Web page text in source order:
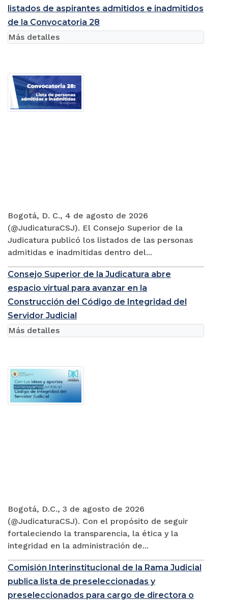
listados de aspirantes admitidos e inadmitidos
de la Convocatoria 28
Bogotá, D. C., 4 de agosto de 2026
(@JudicaturaCSJ). El Consejo Superior de la
Judicatura publicó los listados de las personas
admitidas e inadmitidas dentro del...
Más detalles
Consejo Superior de la Judicatura abre
espacio virtual para avanzar en la
Construcción del Código de Integridad del
Servidor Judicial
Bogotá, D.C., 3 de agosto de 2026
(@JudicaturaCSJ). Con el propósito de seguir
fortaleciendo la transparencia, la ética y la
integridad en la administración de...
Más detalles
Comisión Interinstitucional de la Rama Judicial
publica lista de preseleccionadas y
preseleccionados para cargo de directora o